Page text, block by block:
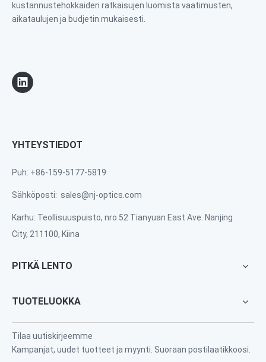
kustannustehokkaiden ratkaisujen luomista vaatimusten,
aikataulujen ja budjetin mukaisesti.
YHTEYSTIEDOT
Puh: +86-159-5177-5819
Sähköposti: sales@nj-optics.com
Karhu: Teollisuuspuisto, nro 52 Tianyuan East Ave. Nanjing
City, 211100, Kiina
PITKÄ LENTO
TUOTELUOKKA
Tilaa uutiskirjeemme
Kampanjat, uudet tuotteet ja myynti. Suoraan postilaatikkoosi.